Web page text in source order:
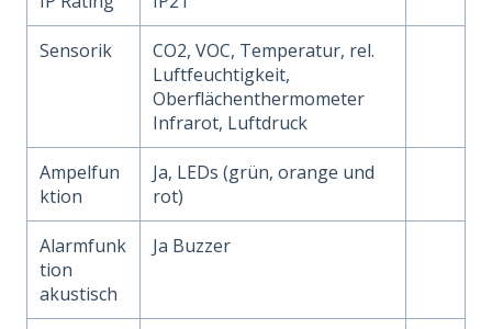
Sensorik
CO2, VOC, Temperatur, rel.
Luftfeuchtigkeit,
Oberflächenthermometer
Infrarot, Luftdruck
Ampelfun
ktion
Ja, LEDs (grün, orange und
rot)
Alarmfunk
tion
akustisch
Ja Buzzer